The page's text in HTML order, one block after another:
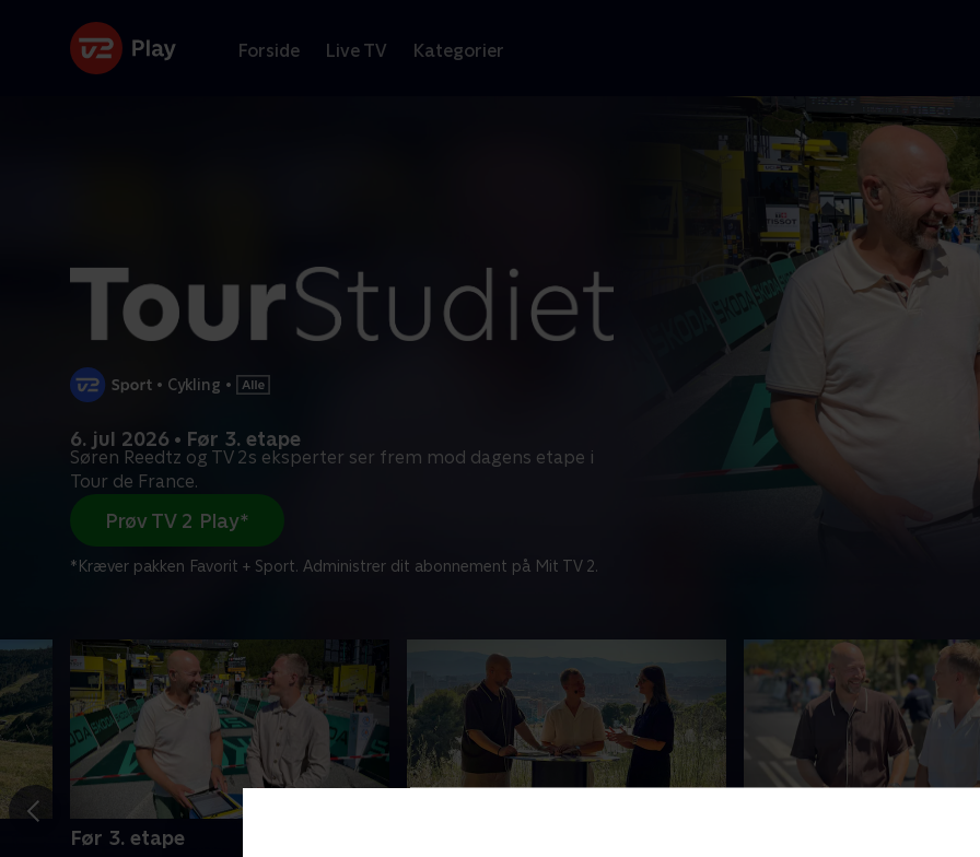
Forside Live TV Kategorier
• Cykling •
6. jul 2026 • Før 3. etape
Søren Reedtz og TV 2s eksperter ser frem mod dagens etape i
Tour de France.
Prøv TV 2 Play*
*Kræver pakken Favorit + Sport. Administrer dit abonnement på Mit TV 2.
Før 3. etape